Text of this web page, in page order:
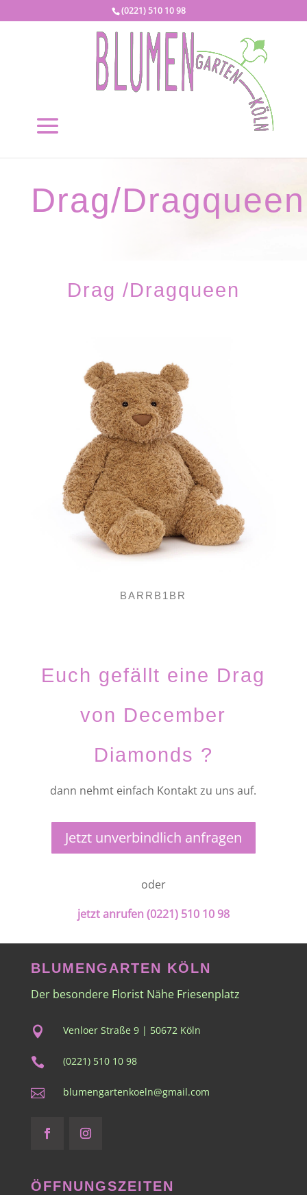
(0221) 510 10 98
Drag/Dragqueen
Drag /Dragqueen
BARRB1BR
Euch gefällt eine Drag
von December
Diamonds ?
dann nehmt einfach Kontakt zu uns auf.
Jetzt unverbindlich anfragen
oder
jetzt anrufen (0221) 510 10 98
BLUMENGARTEN KÖLN
Der besondere Florist Nähe Friesenplatz
 Venloer Straße 9 | 50672 Köln
 (0221) 510 10 98
 blumengartenkoeln@gmail.com
ÖFFNUNGSZEITEN